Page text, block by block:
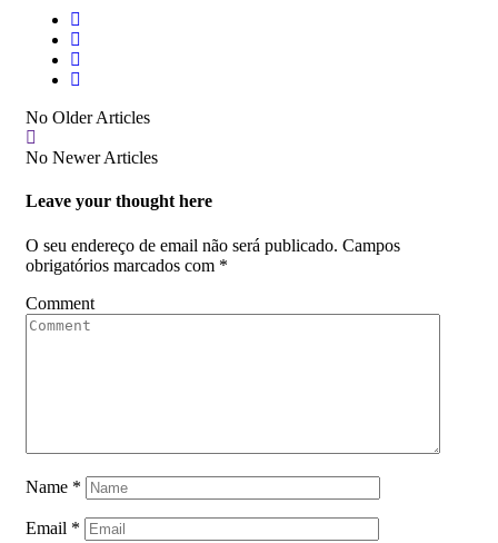
No Older Articles
No Newer Articles
Leave your thought here
O seu endereço de email não será publicado. Campos
obrigatórios marcados com *
Comment
Name *
Email *